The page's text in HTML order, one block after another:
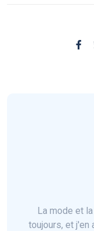
La mode et
toujours, et